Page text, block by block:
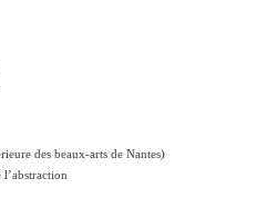
des beaux-arts de Nantes)
lʼabstraction